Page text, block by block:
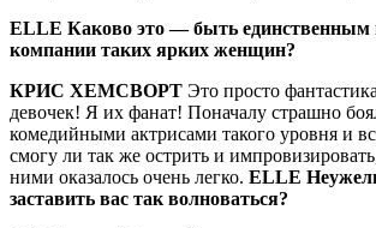
ELLE Каково это — быть
компании таких ярких женщин?
КРИС ХЕМСВОРТ Это просто
девочек! Я их фанат! Поначалу страшно
комедийными актрисами тако­го уровня и
смогу ли так же острить и
ними оказалось очень легко. ELLE
за­ставить вас так волноваться?